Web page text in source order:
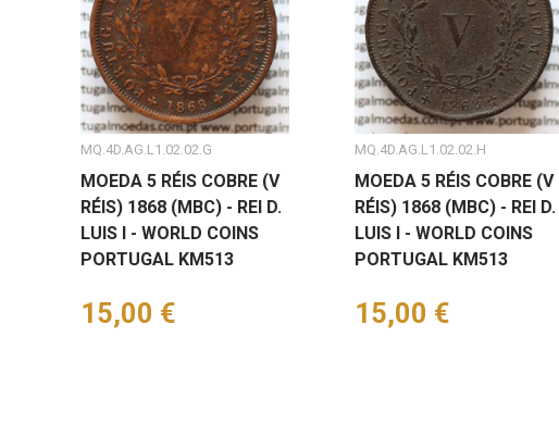
MQ.4D.AG.L1.02.02.G
MOEDA 5 RÉIS COBRE (V
RÉIS) 1868 (MBC) - REI D.
LUIS I - WORLD COINS
PORTUGAL KM513
Preço
15,00 €
MQ.4D.AG.L1.02.02.H
MOEDA 5 RÉIS COBRE (V
RÉIS) 1868 (MBC) - REI D.
LUIS I - WORLD COINS
PORTUGAL KM513
Preço
15,00 €